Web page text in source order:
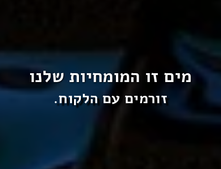
מים זו המומחיות שלנו
זורמים עם הלקוח.